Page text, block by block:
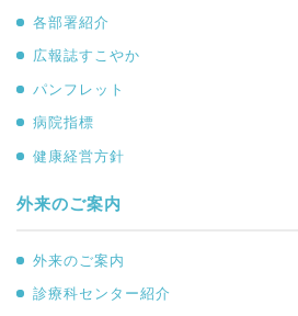
各部署紹介
広報誌すこやか
パンフレット
病院指標
健康経営方針
外来のご案内
外来のご案内
診療科センター紹介